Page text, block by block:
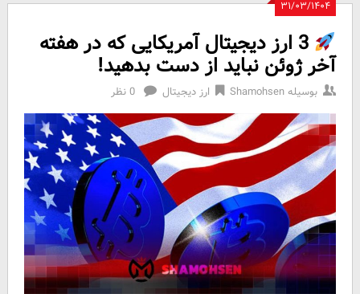
۳۱/۰۳/۱۴۰۴
3 ارز دیجیتال آمریکایی که در هفته
آخر ژوئن نباید از دست بدهید!
بوسیلهShamohsen ارز دیجیتال 0 نظر